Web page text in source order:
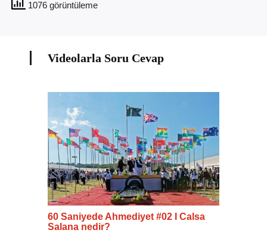
1076 görüntüleme
Videolarla Soru Cevap
60 Saniyede Ahmediyet #02 I Calsa
Salana nedir?